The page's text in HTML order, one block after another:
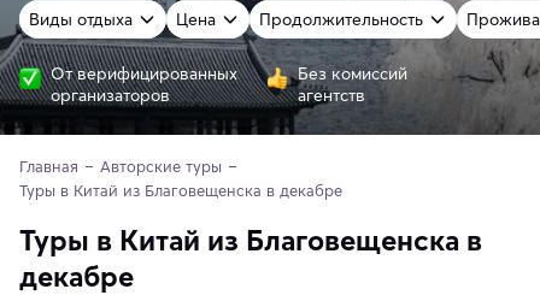
Виды отдыха Цена Продолжительность
От верифицированных
организаторов
Без комиссий
агентств
Главная
Авторские туры
Туры в Китай из Благовещенска в декабре
Туры в Китай из Благовещенска в
декабре